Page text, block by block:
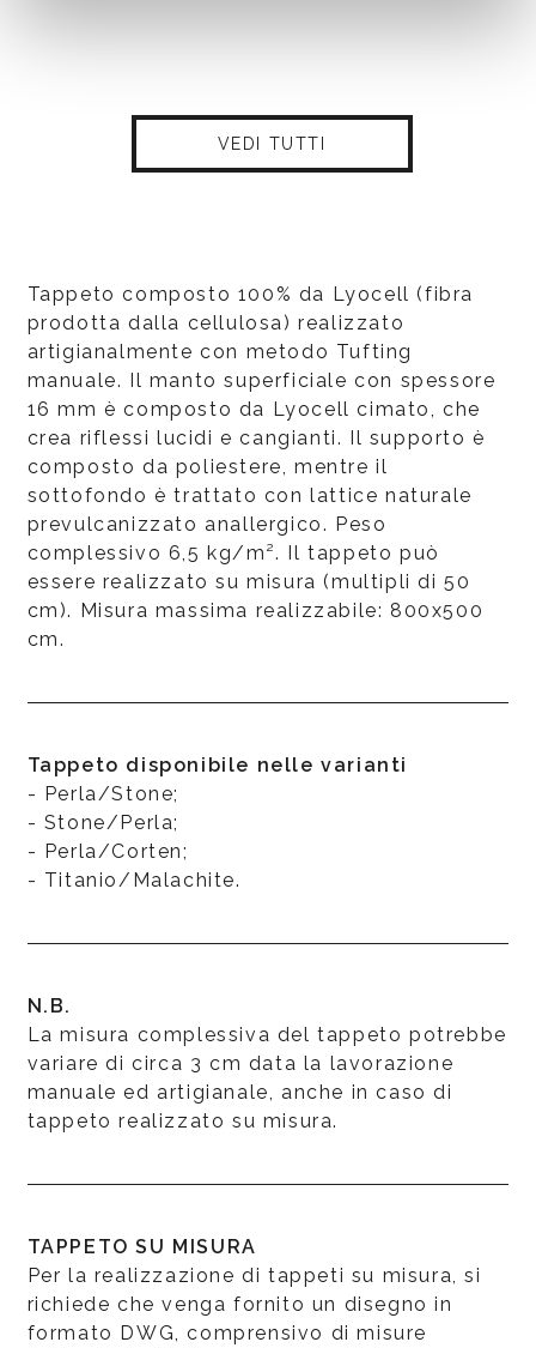
VEDI TUTTI
Tappeto composto 100% da Lyocell (fibra
prodotta dalla cellulosa) realizzato
artigianalmente con metodo Tufting
manuale. Il manto superficiale con spessore
16 mm è composto da Lyocell cimato, che
crea riflessi lucidi e cangianti. Il supporto è
composto da poliestere, mentre il
sottofondo è trattato con lattice naturale
prevulcanizzato anallergico. Peso
complessivo 6,5 kg/m². Il tappeto può
essere realizzato su misura (multipli di 50
cm). Misura massima realizzabile: 800x500
cm.
Tappeto disponibile nelle varianti
- Perla/Stone;
- Stone/Perla;
- Perla/Corten;
- Titanio/Malachite.
N.B.
La misura complessiva del tappeto potrebbe
variare di circa 3 cm data la lavorazione
manuale ed artigianale, anche in caso di
tappeto realizzato su misura.
TAPPETO SU MISURA
Per la realizzazione di tappeti su misura, si
richiede che venga fornito un disegno in
formato DWG, comprensivo di misure